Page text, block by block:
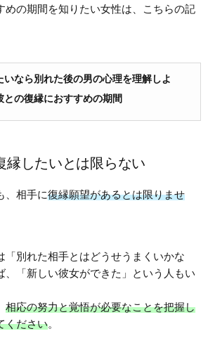
めの期間を知りたい女性は、こちらの記
いなら別れた後の男の心理を理解しよ
との復縁におすすめの期間
縁したいとは限らない
、相手に復縁願望があるとは限りませ
「別れた相手とはどうせうまくいかな
、「新しい彼女ができた」という人もい
相応の努力と覚悟が必要なことを把握し
ください。